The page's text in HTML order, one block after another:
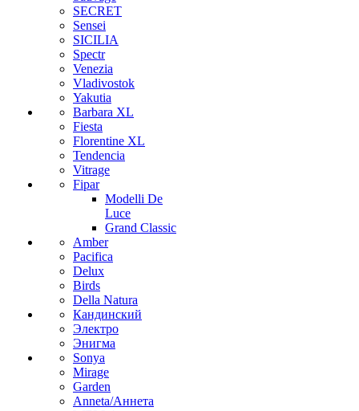
SECRET
Sensei
SICILIA
Spectr
Venezia
Vladivostok
Yakutia
Barbara XL
Fiesta
Florentine XL
Tendencia
Vitrage
Fipar
Modelli De
Luce
Grand Classic
Amber
Pacifica
Delux
Birds
Della Natura
Кандинский
Электро
Энигма
Sonya
Mirage
Garden
Anneta/Аннета